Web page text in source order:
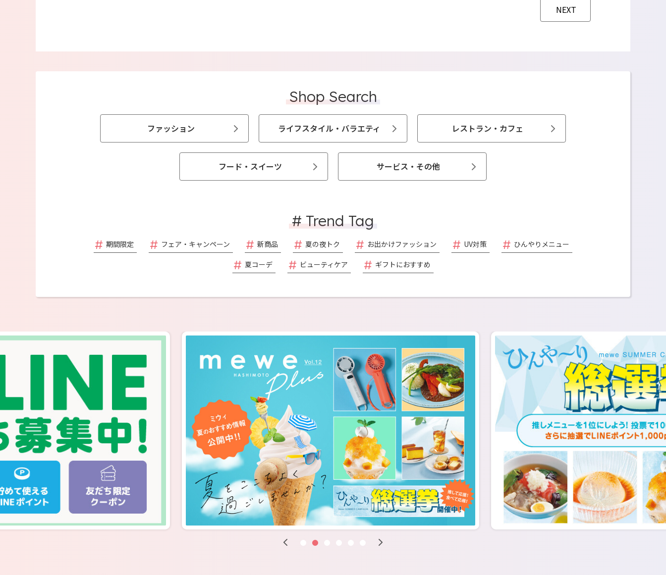
Shop Search
ファッション ライフスタイル・バラエティ レストラン・カフェ
フード・スイーツ サービス・その他
# Trend Tag
期間限定 フェア・キャンペーン 新商品 夏の夜トク お出かけファッション UV対策 ひんやりメニュー
夏コーデ ビューティケア ギフトにおすすめ